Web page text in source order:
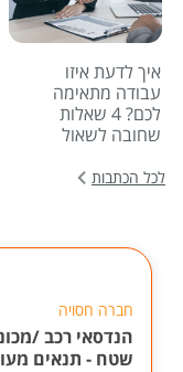
איך לדעת איזו
עבודה מתאימה
לכם? 4 שאלות
שחובה לשאול
לכל הכתבות
חברה חסויה
הנדסאי רכב /
שטח - תנאים